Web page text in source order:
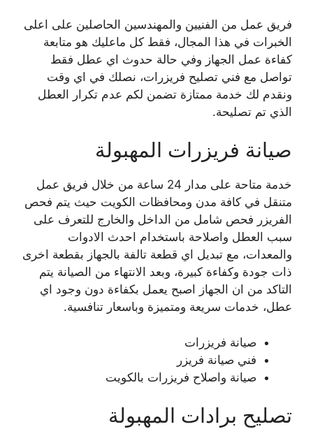
فريق عمل من الفنيين والمهندسين الحاصلين على اعلى
الخبرات في هذا المجال، فقط كل ماعليك هو متابعة
كفاءة عمل الجهاز وفي حالة حدوث اي عطل فقط
تواصل مع فني تصليح فريزرات، نصلك في اي وقت
ونقدم لك خدمة ممتازة تضمن لكم عدم تكرار العطل
الذي تم تصليحة.
صيانة فريزرات المهبولة
خدمة متاحة على مدار 24 ساعة من خلال فريق عمل
متنقل في كافة مدن ومحافظات الكويت حيث يتم فحص
الفريزر فحص شامل من الداخل والخارج للتعرف على
سبب العطل واصلاحة باستخدام احدث الادوات
والمعدات، مع تبديل اي قطعة تالفة بالجهاز بقطعة اخرى
ذات جودة وكفاءة كبيرة، وبعد الانتهاء من الصيانة يتم
التاكد من ان الجهاز اصبح يعمل بكفاءة دون وجود اي
عطل، خدمات سريعة ومتميزة وباسعار تنافسية.
صيانة فريزرات
فني صيانة فريزر
صيانة واصلاح فريزرات بالكويت
تصليح برادات المهبولة